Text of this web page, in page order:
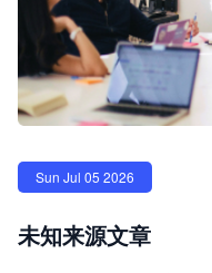
Sun Jul 05 2026
未知来源文章